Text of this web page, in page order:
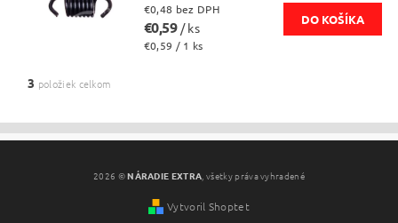
€0,48 bez DPH
€0,59 / ks
€0,59 / 1 ks
3 položiek celkom
2026 ©NÁRADIE EXTRA , všetky práva vyhradené
Vytvoril Shoptet